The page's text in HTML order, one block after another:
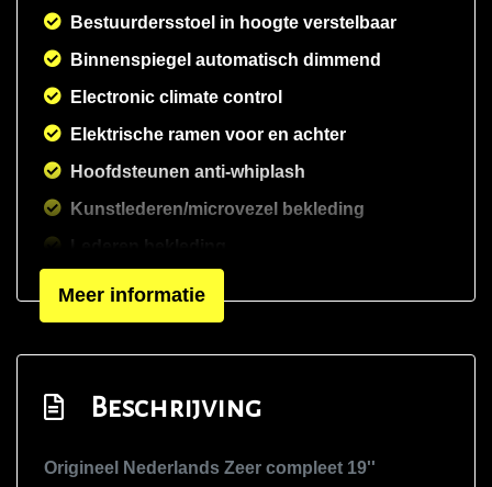
Bestuurdersstoel in hoogte verstelbaar
Binnenspiegel automatisch dimmend
Electronic climate control
Elektrische ramen voor en achter
Hoofdsteunen anti-whiplash
Kunstlederen/microvezel bekleding
Lederen bekleding
Lederen interieur
Lendesteun(en) verstelbaar
Middenarmsteun voor
Panoramadak
Sportstoelen
Meer informatie
Beschrijving
Origineel Nederlands Zeer compleet 19''